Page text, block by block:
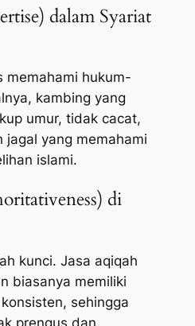
dalam Syariat
memahami hukum-
kambing yang
umur, tidak cacat,
yang memahami
islami.
di
kunci. Jasa aqiqah
biasanya memiliki
sehingga
prengus dan